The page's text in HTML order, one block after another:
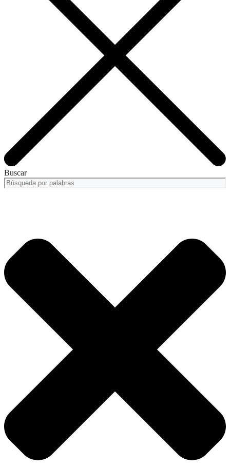
Buscar